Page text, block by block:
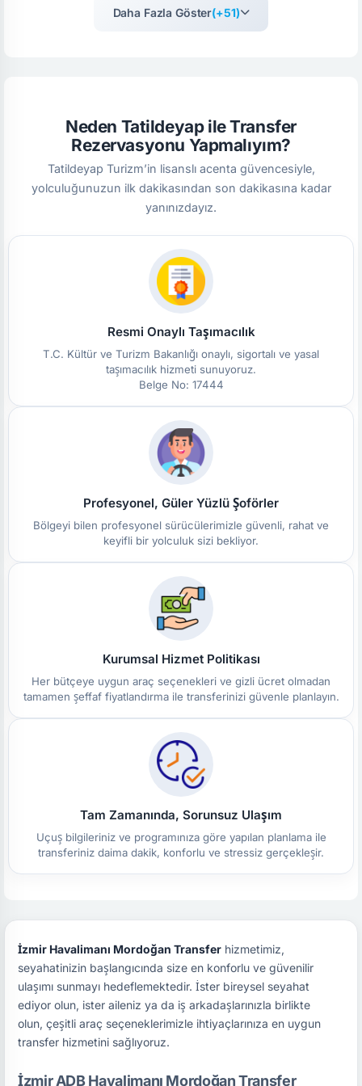
Daha Fazla Göster(+51)
Neden Tatildeyap ile Transfer
Rezervasyonu Yapmalıyım?
Tatildeyap Turizm’in lisanslı acenta güvencesiyle,
yolculuğunuzun ilk dakikasından son dakikasına kadar
yanınızdayız.
Resmi Onaylı Taşımacılık
T.C. Kültür ve Turizm Bakanlığı onaylı, sigortalı ve yasal
taşımacılık hizmeti sunuyoruz.
Belge No: 17444
Profesyonel, Güler Yüzlü Şoförler
Bölgeyi bilen profesyonel sürücülerimizle güvenli, rahat ve
keyifli bir yolculuk sizi bekliyor.
Kurumsal Hizmet Politikası
Her bütçeye uygun araç seçenekleri ve gizli ücret olmadan
tamamen şeffaf fiyatlandırma ile transferinizi güvenle planlayın.
Tam Zamanında, Sorunsuz Ulaşım
Uçuş bilgileriniz ve programınıza göre yapılan planlama ile
transferiniz daima dakik, konforlu ve stressiz gerçekleşir.
İzmir Havalimanı Mordoğan Transfer hizmetimiz,
seyahatinizin başlangıcında size en konforlu ve güvenilir
ulaşımı sunmayı hedeflemektedir. İster bireysel seyahat
ediyor olun, ister aileniz ya da iş arkadaşlarınızla birlikte
olun, çeşitli araç seçeneklerimizle ihtiyaçlarınıza en uygun
transfer hizmetini sağlıyoruz.
İzmir ADB Havalimanı Mordoğan Transfer